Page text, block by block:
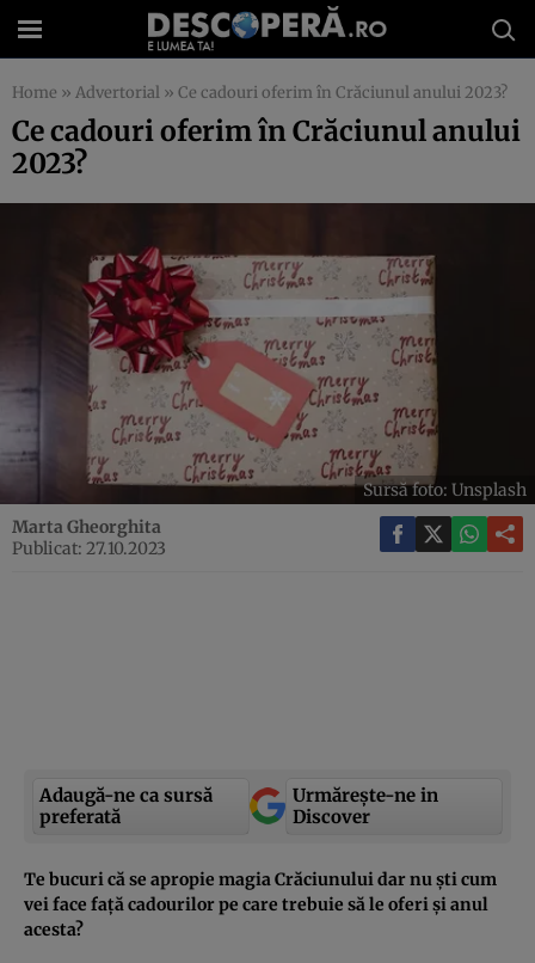
Home » Advertorial » Ce cadouri oferim în Crăciunul anului 2023?
Ce cadouri oferim în Crăciunul anului
2023?
Sursă foto: Unsplash
Marta Gheorghita
Publicat: 27.10.2023
Adaugă-ne ca sursă
preferată
Urmărește-ne in
Discover
Te bucuri că se apropie magia Crăciunului dar nu ști cum
vei face față cadourilor pe care trebuie să le oferi și anul
acesta?